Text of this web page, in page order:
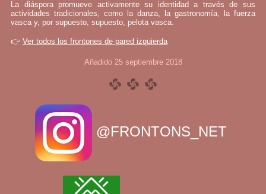
La diáspora promueve activamente su identidad a través de sus
actividades tradicionales, como la danza, la gastronomía, la fuerza
vasca y, por supuesto, supuesto, pelota vasca.
👉 Ver todos los frontones de pared izquierda
Añadido 25 septiembre 2018
@FRONTONS_NET